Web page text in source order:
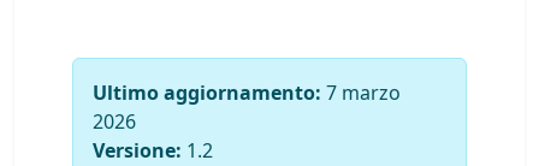
Ultimo aggiornamento: 7 marzo
2026
Versione: 1.2